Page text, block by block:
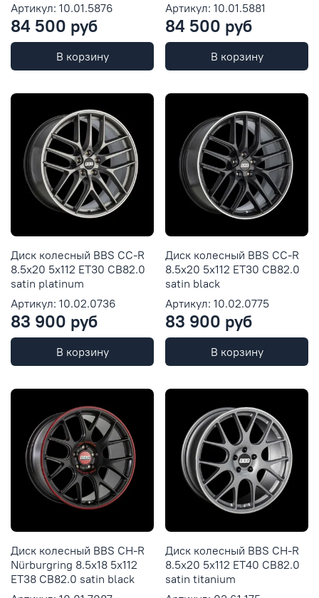
Артикул: 10.01.5876
84 500 руб
В корзину
Артикул: 10.01.5881
84 500 руб
В корзину
Диск колесный BBS CC-R
8.5x20 5x112 ET30 CB82.0
satin platinum
Артикул: 10.02.0736
83 900 руб
В корзину
Диск колесный BBS CC-R
8.5x20 5x112 ET30 CB82.0
satin black
Артикул: 10.02.0775
83 900 руб
В корзину
Диск колесный BBS CH-R
Nürburgring 8.5x18 5x112
ET38 CB82.0 satin black
Диск колесный BBS CH-R
8.5x20 5x112 ET40 CB82.0
satin titanium